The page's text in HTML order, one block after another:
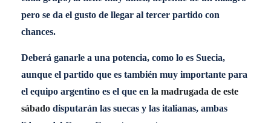
pero se da el gusto de llegar al tercer partido con
chances.
Deberá ganarle a una potencia, como lo es Suecia,
aunque el partido que es también muy importante para
el equipo argentino es el que en la madrugada de este
sábado disputarán las suecas y las italianas, ambas